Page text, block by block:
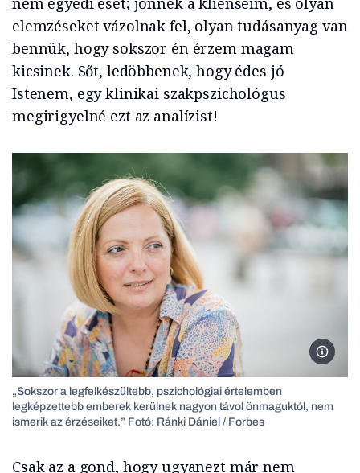
elemzéseket vázolnak fel, olyan tudásanyag van
bennük, hogy sokszor én érzem magam
kicsinek. Sőt, ledöbbenek, hogy édes jó
Istenem, egy klinikai szakpszichológus
megirigyelné ezt az analízist!
„Sokszor a legfelkészültebb, pszichológiai értelemben
legképzettebb emberek kerülnek nagyon távol önmaguktól, nem
ismerik az érzéseiket.” Fotó: Ránki Dániel / Forbes
Csak az a gond, hogy ugyanezt már nem